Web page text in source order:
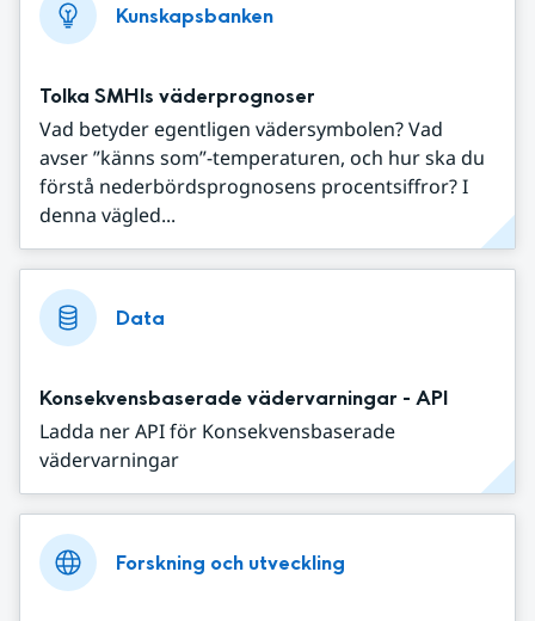
Kunskapsbanken
Tolka SMHIs väderprognoser
Vad betyder egentligen vädersymbolen? Vad
avser ”känns som”-temperaturen, och hur ska du
förstå nederbördsprognosens procentsiffror? I
denna vägled...
Data
Konsekvensbaserade vädervarningar - API
Ladda ner API för Konsekvensbaserade
vädervarningar
Forskning och utveckling